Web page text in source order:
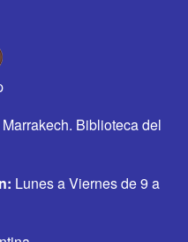
Biblioteca del
Lunes a Viernes de 9 a